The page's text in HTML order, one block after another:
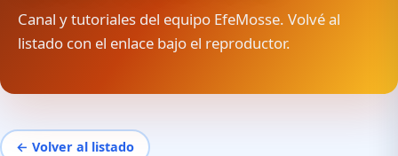
Canal y tutoriales del equipo EfeMosse. Volvé al
listado con el enlace bajo el reproductor.
← Volver al listado